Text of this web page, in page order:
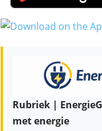
Rubriek |
met energie